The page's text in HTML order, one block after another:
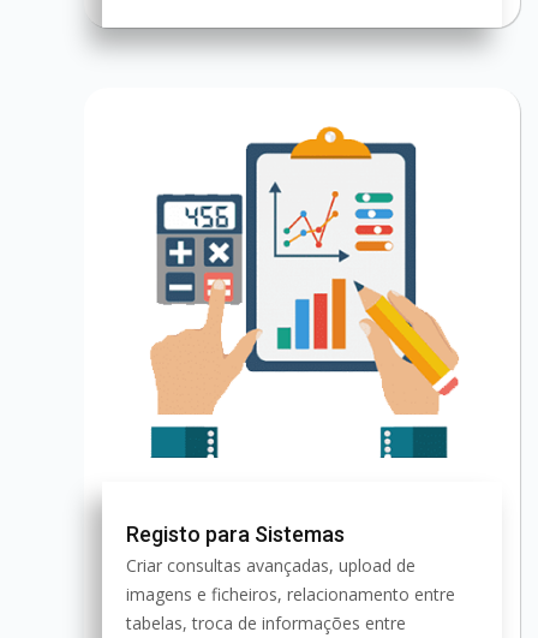
Registo para Sistemas
Criar consultas avançadas, upload de
imagens e ficheiros, relacionamento entre
tabelas, troca de informações entre